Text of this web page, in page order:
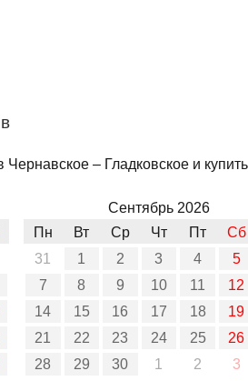
– Гладковское и
Сентябрь 2026
Пн
Вт Ср Чт Пт Сб
31
1 2 3 4 5
7
8 9 10 11 12
14
15 16 17 18 19
21
22 23 24 25 26
28
29 30 1 2 3